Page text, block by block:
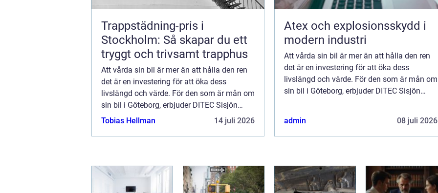
Trappstädning-pris i
Stockholm: Så skapar du ett
tryggt och trivsamt trapphus
Att vårda sin bil är mer än att hålla den ren
det är en investering för att öka dess
livslängd och värde. För den som är mån om
sin bil i Göteborg, erbjuder DITEC Sisjön
marknad...
Tobias Hellman 14 juli 2026
Atex och explosionsskydd i
modern industri
Att vårda sin bil är mer än att hålla den ren
det är en investering för att öka dess
livslängd och värde. För den som är mån om
sin bil i Göteborg, erbjuder DITEC Sisjön
admin
08 juli 2026